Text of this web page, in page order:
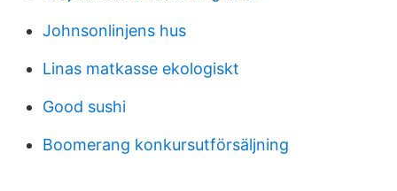
Johnsonlinjens hus
Linas matkasse ekologiskt
Good sushi
Boomerang konkursutförsäljning